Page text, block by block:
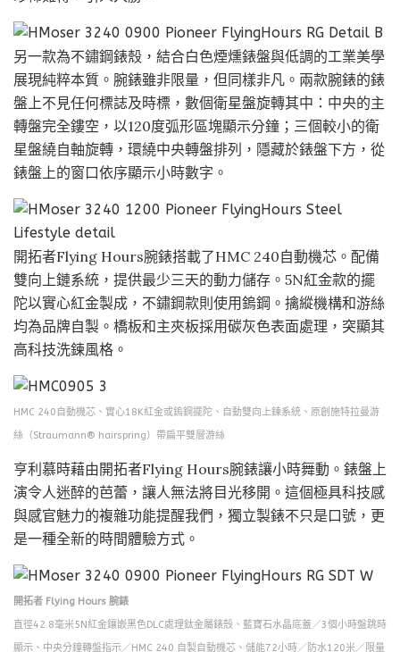
另一款為不鏽鋼錶殼，結合白色煙燻錶盤與低調的工業美學
展現純粹本質。腕錶雖非限量，但同樣非凡。兩款腕錶的錶
盤上不見任何標誌及時標，數個衛星盤旋轉其中：中央的主
轉盤完全鏤空，以120度弧形區塊顯示分鐘；三個較小的衛
星盤繞自軸旋轉，環繞中央轉盤排列，隱藏於錶盤下方，從
錶盤上的窗口依序顯示小時數字。
開拓者Flying Hours腕錶搭載了HMC 240自動機芯。配備
雙向上鏈系統，提供最少三天的動力儲存。5N紅金款的擺
陀以實心紅金製成，不鏽鋼款則使用鎢鋼。擒縱機構和游絲
均為品牌自製。橋板和主夾板採用碳灰色表面處理，突顯其
高科技洗鍊風格。
HMC 240自動機芯、實心18K紅金或鎢鋼擺陀、自動雙向上鍊系統、原創施特拉曼游
絲（Straumann® hairspring）帶扁平雙層游絲
亨利慕時藉由開拓者Flying Hours腕錶讓小時舞動。錶盤上
演令人迷醉的芭蕾，讓人無法將目光移開。這個極具科技感
與感官魅力的複雜功能提醒我們，獨立製錶不只是口號，更
是一種全新的時間體驗方式。
開拓者 Flying Hours 腕錶
直徑42.8毫米5N紅金鑲嵌黑色DLC處理鈦金屬錶殼、藍寶石水晶底蓋／3個小時盤跳時
顯示、中央分鐘轉盤指示／HMC 240 自製自動機芯、儲能72小時／防水120米／限量